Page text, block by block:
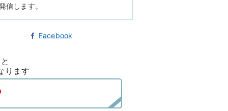
信します。
Facebook
ります